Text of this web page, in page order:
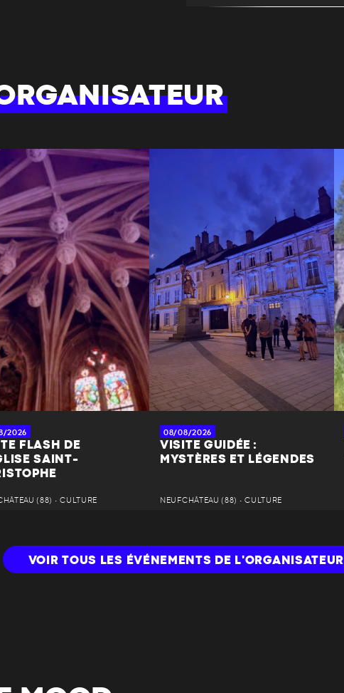
2026
FLASH DE
SAINT-
(88) • CULTURE
08/08/2026
VISITE GUIDÉE :
MYSTÈRES ET LÉGENDES
NEUFCHÂTEAU (88) • CULTURE
VOIR TOUS LES ÉVÉNEMENTS DE L'ORGANISATEUR